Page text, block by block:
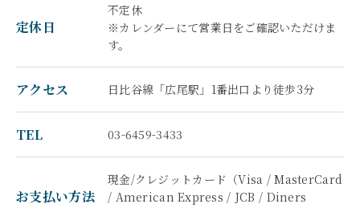
定休日
不定休
※カレンダーにて営業日をご確認いただけま
す。
アクセス 日比谷線「広尾駅」1番出口より徒歩3分
TEL 03-6459-3433
お支払い方法
現金/クレジットカード（Visa / MasterCard
/ American Express / JCB / Diners